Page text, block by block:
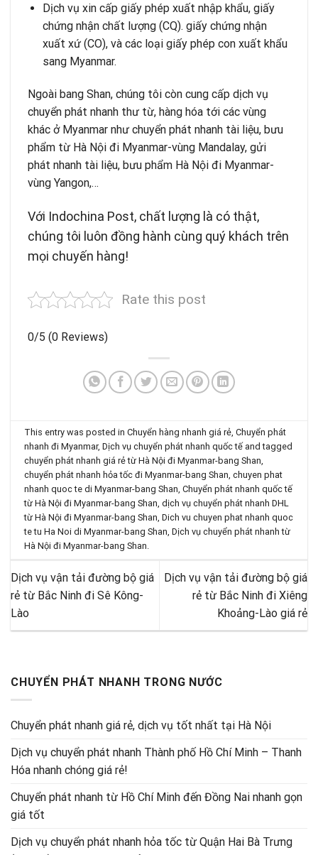
Dịch vụ xin cấp giấy phép xuất nhập khẩu, giấy
chứng nhận chất lượng (CQ). giấy chứng nhận
xuất xứ (CO), và các loại giấy phép con xuất khẩu
sang Myanmar.
Ngoài bang Shan, chúng tôi còn cung cấp dịch vụ
chuyển phát nhanh thư từ, hàng hóa tới các vùng
khác ở Myanmar như chuyển phát nhanh tài liệu, bưu
phẩm từ Hà Nội đi Myanmar-vùng Mandalay, gửi
phát nhanh tài liệu, bưu phẩm Hà Nội đi Myanmar-
vùng Yangon,…
Với Indochina Post, chất lượng là có thật,
chúng tôi luôn đồng hành cùng quý khách trên
mọi chuyến hàng!
Rate this post
0/5 (0 Reviews)
This entry was posted inChuyển hàng nhanh giá rẻ,Chuyển phát
nhanh đi Myanmar,Dịch vụ chuyển phát nhanh quốc tế and tagged
chuyển phát nhanh giá rẻ từ Hà Nội đi Myanmar-bang Shan,
chuyển phát nhanh hỏa tốc đi Myanmar-bang Shan,chuyen phat
nhanh quoc te di Myanmar-bang Shan,Chuyển phát nhanh quốc tế
từ Hà Nội đi Myanmar-bang Shan,dịch vụ chuyển phát nhanh DHL
từ Hà Nội đi Myanmar-bang Shan,Dich vu chuyen phat nhanh quoc
te tu Ha Noi di Myanmar-bang Shan,Dịch vụ chuyển phát nhanh từ
Hà Nội đi Myanmar-bang Shan.
Dịch vụ vận tải đường bộ giá
rẻ từ Bắc Ninh đi Sê Kông-
Lào
Dịch vụ vận tải đường bộ giá
rẻ từ Bắc Ninh đi Xiêng
Khoảng-Lào giá rẻ
CHUYỂN PHÁT NHANH TRONG NƯỚC
Chuyển phát nhanh giá rẻ, dịch vụ tốt nhất tại Hà Nội
Dịch vụ chuyển phát nhanh Thành phố Hồ Chí Minh – Thanh
Hóa nhanh chóng giá rẻ!
Chuyển phát nhanh từ Hồ Chí Minh đến Đồng Nai nhanh gọn
giá tốt
Dịch vụ chuyển phát nhanh hỏa tốc từ Quận Hai Bà Trưng